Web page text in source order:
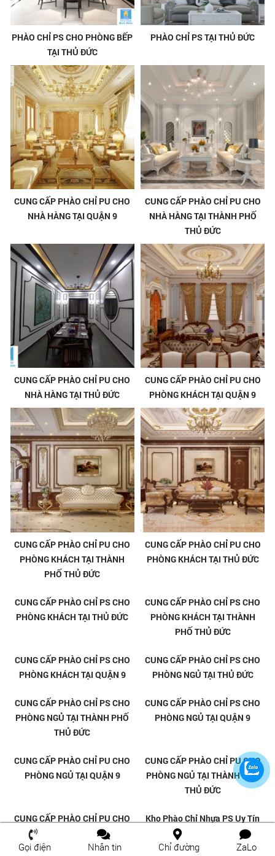
PHÀO CHỈ PS CHO PHÒNG BẾP
TẠI THỦ ĐỨC
PHÀO CHỈ PS TẠI THỦ ĐỨC
CUNG CẤP PHÀO CHỈ PU CHO
NHÀ HÀNG TẠI QUẬN 9
CUNG CẤP PHÀO CHỈ PU CHO
NHÀ HÀNG TẠI THÀNH PHỐ
THỦ ĐỨC
CUNG CẤP PHÀO CHỈ PU CHO
NHÀ HÀNG TẠI THỦ ĐỨC
CUNG CẤP PHÀO CHỈ PU CHO
PHÒNG KHÁCH TẠI QUẬN 9
CUNG CẤP PHÀO CHỈ PU CHO
PHÒNG KHÁCH TẠI THÀNH
PHỐ THỦ ĐỨC
CUNG CẤP PHÀO CHỈ PU CHO
PHÒNG KHÁCH TẠI THỦ ĐỨC
CUNG CẤP PHÀO CHỈ PS CHO
PHÒNG KHÁCH TẠI THỦ ĐỨC
CUNG CẤP PHÀO CHỈ PS CHO
PHỐ THỦ ĐỨC
Gọi điện Nhắn tin Chỉ đường ZaLo